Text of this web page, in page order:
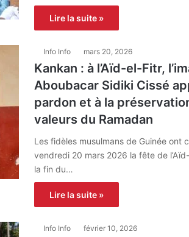
Lire la suite »
Info Info mars 20, 2026
Kankan : à l’Aïd-el-Fitr,
Aboubacar Sidiki Cissé
pardon et à la
valeurs du Ramadan
Les fidèles musulmans de Guinée ont
vendredi 20 mars 2026 la fête de
la fin du…
Lire la suite »
Info Info février 10, 2026